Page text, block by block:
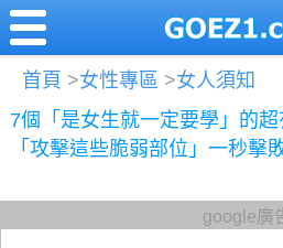
首頁 >女性專區 >女人須知
7個「是女生就一定要學」的
「攻擊這些脆弱部位」一秒擊
google廣